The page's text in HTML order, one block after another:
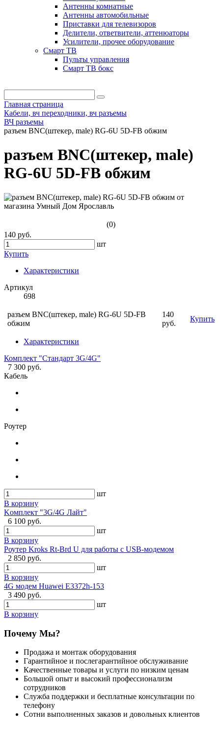
Антенны комнатные
Антенны автомобильные
Приставки для телевизоров
Делители, ответвители, аттенюаторы
Усилители, прочее оборудование
Смарт ТВ
Пульты управления
Смарт ТВ бокс
Главная страница
Кабели, вч переходники, вч разъемы
ВЧ разъемы
разъем BNC(штекер, male) RG-6U 5D-FB обжим
разъем BNC(штекер, male)
RG-6U 5D-FB обжим
(0)
140 руб.
шт
Купить
Характеристики
Артикул
698
разъем BNC(штекер, male) RG-6U 5D-FB
обжим
140
руб.
Купить
Характеристики
Комплект "Стандарт 3G/4G"
7 300 руб.
Кабель
Роутер
шт
В корзину
Kомплект "3G/4G Лайт"
6 100 руб.
шт
В корзину
Роутер Kroks Rt-Brd U для работы с USB-модемом
2 850 руб.
шт
В корзину
4G модем Huawei E3372h-153
3 490 руб.
шт
В корзину
Почему Мы?
Продажа и монтаж оборудования
Гарантийное и послегарантийное обслуживание
Качественные товары и услуги по низким ценам
Большой опыт и высокий профессионализм
сотрудников
Служба поддержки и бесплатные консультации по
телефону
Сотни выполненных заказов и довольных клиентов